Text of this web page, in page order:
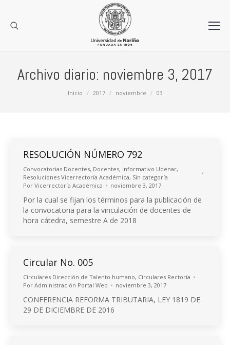
Archivo diario: noviembre 3, 2017
Inicio 2017 noviembre 03
RESOLUCIÓN NÚMERO 792
Convocatorias Docentes, Docentes, Informativo Udenar,
Resoluciones Vicerrectoría Académica, Sin categoría
Por Vicerrectoría Académica noviembre 3, 2017
Por la cual se fijan los términos para la publicación de
la convocatoria para la vinculación de docentes de
hora cátedra, semestre A de 2018
Circular No. 005
Circulares Dirección de Talento humano, Circulares Rectoría
Por Administración Portal Web noviembre 3, 2017
CONFERENCIA REFORMA TRIBUTARIA, LEY 1819 DE
29 DE DICIEMBRE DE 2016